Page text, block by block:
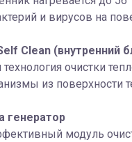
и вирусов на
Clean (внутренний
очистки
из поверхности
генератор
модуль